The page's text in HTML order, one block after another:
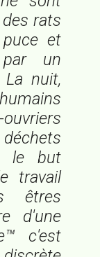
rats
et
un
La nuit,
le but
travail
êtres
d'une
c'est